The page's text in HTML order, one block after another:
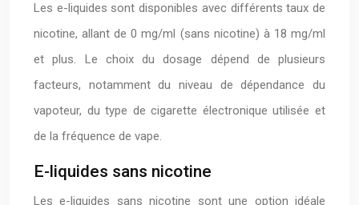
Les e-liquides sont disponibles avec différents taux de
nicotine, allant de 0 mg/ml (sans nicotine) à 18 mg/ml
et plus. Le choix du dosage dépend de plusieurs
facteurs, notamment du niveau de dépendance du
vapoteur, du type de cigarette électronique utilisée et
de la fréquence de vape.
E-liquides sans nicotine
Les e-liquides sans nicotine sont une option idéale